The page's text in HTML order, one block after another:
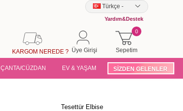
Türkçe -
Yardım&Destek
Sepetim
0
Üye Girişi
KARGOM NEREDE ?
ÇANTA/CÜZDAN EV & YAŞAM SİZDEN GELENLER
Tesettür Elbise